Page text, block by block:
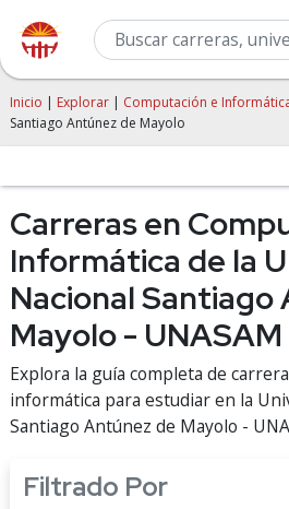
Inicio | Explorar | Computación e
Santiago Antúnez de Mayolo
Carreras en
Informática de la
Nacional Santiago
Mayolo - UNASAM
Explora la guía completa de
informática para estudiar en la
Santiago Antúnez de Mayolo -
Filtrado Por